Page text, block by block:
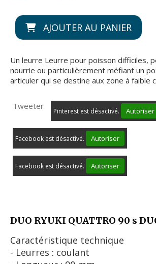
AJOUTER AU PANIER
Un leurre Leurre pour poisson difficiles,
nourrie ou particulièrement méfiant un
articuler qui se destine aux zone à faible
Tweeter
Pinterest est désactivé. Autoriser
Facebook est désactivé. Autoriser
Facebook est désactivé. Autoriser
DUO RYUKI QUATTRO 90 s
Caractéristique technique
- Leurres : coulant